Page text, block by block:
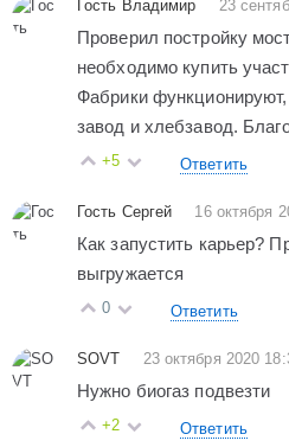
Гость Владимир 23
Проверил постройку
необходимо купить
Фабрики
завод и хлебзавод.
+5 Ответить
Гость Сергей 16 октября
Как запустить карьер?
выгружается
0 Ответить
SOVT 23 октября 2020
Нужно биогаз подвезти
+2 Ответить